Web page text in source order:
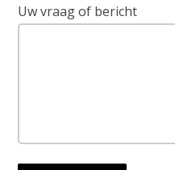
Uw vraag of bericht